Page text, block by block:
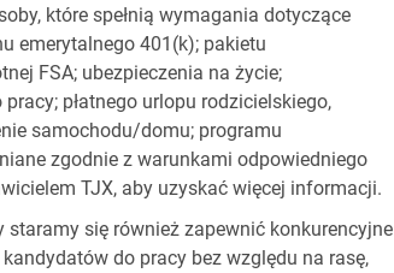
które spełnią wymagania dotyczące
emerytalnego 401(k); pakietu
FSA; ubezpieczenia na życie;
płatnego urlopu rodzicielskiego,
samochodu/domu; programu
zgodnie z warunkami odpowiedniego
TJX, aby uzyskać więcej informacji.
się również zapewnić konkurencyjne
do pracy bez względu na rasę,